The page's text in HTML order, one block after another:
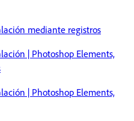
mediante registros
| Photoshop Elements,
| Photoshop Elements,